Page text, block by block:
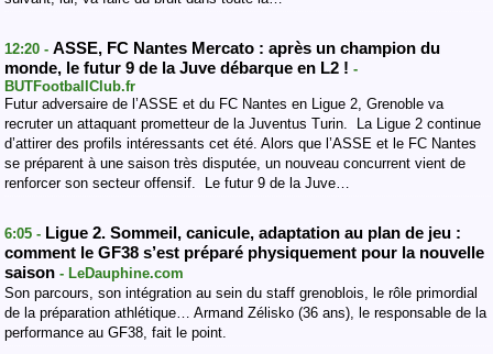
12:20 - ASSE, FC Nantes Mercato : après un champion du
monde, le futur 9 de la Juve débarque en L2 ! -
BUTFootballClub.fr
Futur adversaire de l’ASSE et du FC Nantes en Ligue 2, Grenoble va
recruter un attaquant prometteur de la Juventus Turin. La Ligue 2 continue
d’attirer des profils intéressants cet été. Alors que l’ASSE et le FC Nantes
se préparent à une saison très disputée, un nouveau concurrent vient de
renforcer son secteur offensif. Le futur 9 de la Juve…
6:05 - Ligue 2. Sommeil, canicule, adaptation au plan de jeu :
comment le GF38 s’est préparé physiquement pour la nouvelle
saison - LeDauphine.com
Son parcours, son intégration au sein du staff grenoblois, le rôle primordial
de la préparation athlétique… Armand Zélisko (36 ans), le responsable de la
performance au GF38, fait le point.